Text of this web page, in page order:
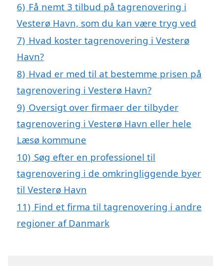
6) Få nemt 3 tilbud på tagrenovering i
Vesterø Havn, som du kan være tryg ved
7) Hvad koster tagrenovering i Vesterø
Havn?
8) Hvad er med til at bestemme prisen på
tagrenovering i Vesterø Havn?
9) Oversigt over firmaer der tilbyder
tagrenovering i Vesterø Havn eller hele
Læsø kommune
10) Søg efter en professionel til
tagrenovering i de omkringliggende byer
til Vesterø Havn
11) Find et firma til tagrenovering i andre
regioner af Danmark